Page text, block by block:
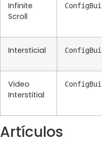
Infinite
Scroll
Intersticial
Video
Interstitial
Artículos